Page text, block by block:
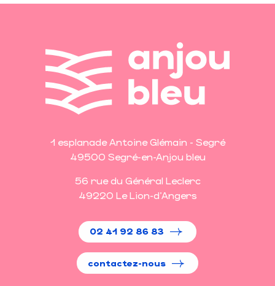
1 esplanade Antoine Glémain - Segré
49500 Segré-en-Anjou bleu
56 rue du Général Leclerc
49220 Le Lion-d'Angers
02 41 92 86 83
contactez-nous